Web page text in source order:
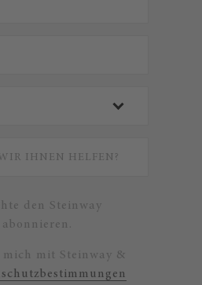
den Steinway
mich mit Steinway &